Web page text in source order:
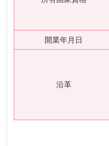
開業年月日
沿革